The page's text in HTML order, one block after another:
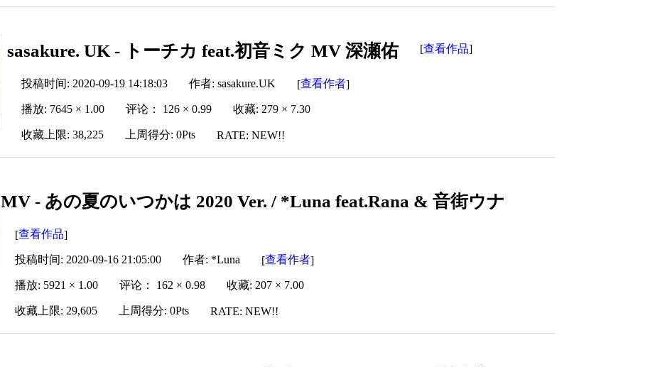
sasakure. UK - トーチカ feat.初音ミク MV 深瀬佑 [查看作品]
投稿时间: 2020-09-19 14:18:03 作者: sasakure.UK [查看作者]
播放: 7645 × 1.00 评论： 126 × 0.99 收藏: 279 × 7.30
收藏上限: 38,225 上周得分: 0Pts RATE: NEW!!
MV - あの夏のいつかは 2020 Ver. / *Luna feat.Rana & 音街ウナ
[查看作品]
投稿时间: 2020-09-16 21:05:00 作者: *Luna [查看作者]
播放: 5921 × 1.00 评论： 162 × 0.98 收藏: 207 × 7.00
收藏上限: 29,605 上周得分: 0Pts RATE: NEW!!